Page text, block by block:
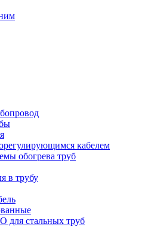
кабелем
обогрева труб
в трубу
для стальных труб